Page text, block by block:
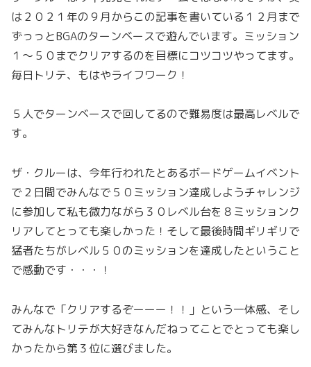
は２０２１年の９月からこの記事を書いている１２月まで
ずっっとBGAのターンベースで遊んでいます。ミッション
１〜５０までクリアするのを目標にコツコツやってます。
毎日トリテ、もはやライフワーク！
５人でターンベースで回してるので難易度は最高レベルで
す。
ザ・クルーは、今年行われたとあるボードゲームイベント
で２日間でみんなで５０ミッション達成しようチャレンジ
に参加して私も微力ながら３０レベル台を８ミッションク
リアしてとっても楽しかった！そして最後時間ギリギリで
猛者たちがレベル５０のミッションを達成したということ
で感動です・・・！
みんなで「クリアするぞーーー！！」という一体感、そし
てみんなトリテが大好きなんだねってことでとっても楽し
かったから第３位に選びました。